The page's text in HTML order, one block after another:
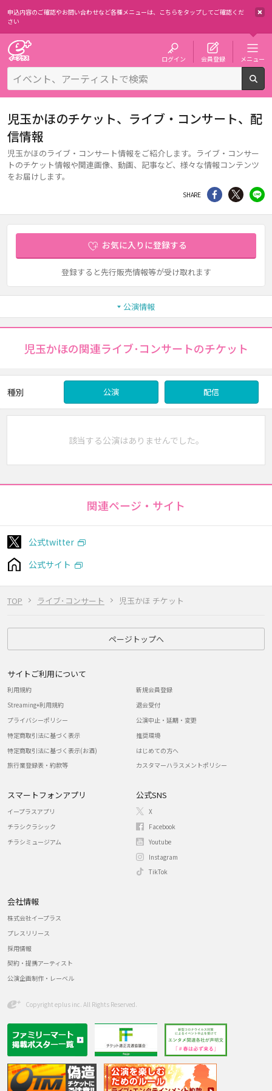
申込内容のご確認やお問い合わせなど各種メニューは、 こちらをタップしてご確認くだ
さい
ログイン 会員登録 メニュー
TOP ライブ･コンサート 児玉かほ チケット
児玉かほのチケット、ライブ・コンサート、配
信情報
児玉かほのライブ・コンサート情報をご紹介します。ライブ・コンサー
トのチケット情報や関連画像、動画、記事など、様々な情報コンテンツ
をお届けします。
SHARE シェア Twitter
お気に入りに登録する
登録すると先行販売情報等が受け取れます
公演情報
児玉かほの関連ライブ･コンサートのチケット
種別 公演 配信
該当する公演はありませんでした。
関連ページ・サイト
公式twitter
公式サイト
ページトップへ
サイトご利用について
利用規約
Streaming+利用規約
プライバシーポリシー
特定商取引法に基づく表示
特定商取引法に基づく表示(お酒)
旅行業登録表・約款等
新規会員登録
退会受付
公演中止・延期・変更
推奨環境
はじめての方へ
カスタマーハラスメントポリシー
スマートフォンアプリ
イープラスアプリ
チラシクラシック
チラシミュージアム
公式SNS
X
Facebook
Youtube
Instagram
TikTok
会社情報
株式会社イープラス
プレスリリース
採用情報
契約・提携アーティスト
公演企画制作・レーベル
Copyright eplus inc. All Rights Reserved.